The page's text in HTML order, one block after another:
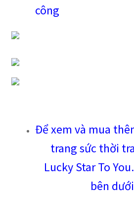
công
Để xem và mua
trang sức thời
Lucky Star To
bên